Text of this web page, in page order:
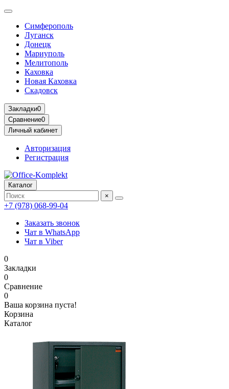
Симферополь
Луганск
Донецк
Мариуполь
Мелитополь
Каховка
Новая Каховка
Скадовск
Закладки0
Сравнение0
Личный кабинет
Авторизация
Регистрация
Каталог
×
+7 (978) 068-99-04
Заказать звонок
Чат в WhatsApp
Чат в Viber
0
Закладки
0
Сравнение
0
Ваша корзина пуста!
Корзина
Каталог